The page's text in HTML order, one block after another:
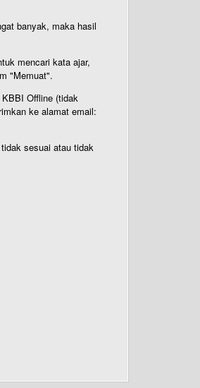
banyak, maka hasil
mencari kata ajar,
"Memuat".
Offline (tidak
ke alamat email:
sesuai atau tidak